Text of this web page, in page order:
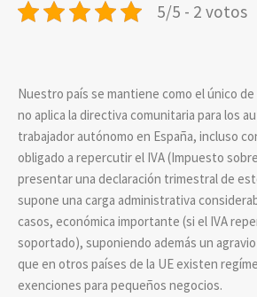
5/5 - 2 votos
Nuestro país se mantiene como el único
no aplica la directiva comunitaria para los
trabajador autónomo en España, incluso
obligado a repercutir el IVA (Impuesto
presentar una declaración trimestral de
supone una carga administrativa
casos, económica importante (si el IVA
soportado), suponiendo además un
que en otros países de la UE existen
exenciones para pequeños negocios.